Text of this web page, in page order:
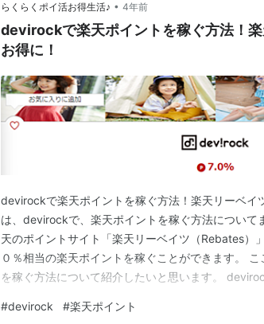
らくらくポイ活お得生活♪ • 4年前
devirockで楽天ポイントを稼ぐ方法！
お得に！
devirockで楽天ポイントを稼ぐ方法！楽天リーベイ
は、devirockで、楽天ポイントを稼ぐ方法につい
天のポイントサイト「楽天リーベイツ（Rebates）
０％相当の楽天ポイントを稼ぐことができます。
を稼ぐ方法について紹介したいと思います。
稼げるの？ 楽天リーベイツ（Rebates）の利用方
#devirock #楽天ポイント